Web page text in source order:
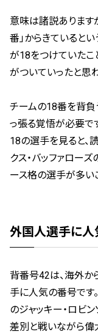
意味は諸説あります
番」からきていると
が18をつけていたこ
がついていったと思
チームの18番を背負
っ張る覚悟が必要で
18の選手を見ると、
クス・バッファロー
ース格の選手が多い
外国人選手に人
背番号42は、海外か
手に人気の番号です
のジャッキー・ロビ
差別と戦いながら偉